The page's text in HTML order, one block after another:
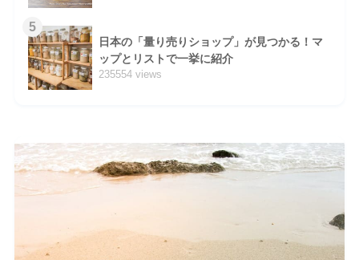
5
日本の「量り売りショップ」が見つかる！マ
ップとリストで一挙に紹介
235554 views